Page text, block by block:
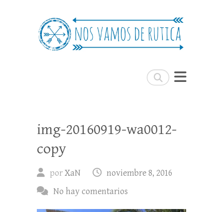
Buscar
Nos Vamos de Rutica
img-20160919-wa0012-
copy
porXaN
noviembre 8, 2016
No hay comentarios